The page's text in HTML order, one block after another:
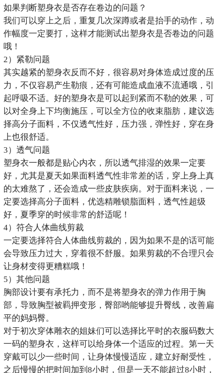
如果判断塑身衣是否存在卷边的问题？
我们可以穿上之后，重复几次深蹲或者是抬手的动作，动
作幅度一定要打，这样才能测试出塑身衣是否卷边的问题
哦！
2）紧勒问题
其实越紧的塑身衣反而不好，很容易对身体造成过度的压
力，不仅容易产生勒痕，还有可能造成血液不流通哦，引
起呼吸不适。好的塑身衣是可以起到紧而不勒的效果，可
以对全身上下均衡施压，可以全方位的收束脂肪，建议选
择高分子面料，不仅透气性好，压力强，弹性好，穿在身
上也很舒适。
3）透气问题
塑身衣一般都是贴心内衣，所以透气排湿的效果一定要
好，尤其是夏天如果面料透气性非常差的话，穿上身上真
的太难熬了，还会造成一些皮肤疾病。对于面料来说，一
定要选择高分子面料，优选精雕锁脂面料，透气性超级
好，夏季穿的时候非常的舒适呢！
4）符合人体曲线剪裁
一定要选择符合人体曲线剪裁的，因为如果不是的话可能
会导致压力过大，穿着很不舒服。如果剪裁的不合理只会
让身材变得更糟糕哦！
5）其他问题
胸部设计要有承托力，而不是将塑身衣的弹力作用于胸
部，导致胸型被羁押变形，臀部哟能够提升臀线，改善扁
平的妈妈臀。
对于初次穿体雕衣的姐妹们可以选择比平时的衣服码数大
一码的塑身衣，这样可以给身体一个适应的过程。第一天
穿戴可以少一些时间，让身体慢慢适应，建立好耐受性，
之后慢慢的把时间加到8小时，但是一天不能超过8小时，